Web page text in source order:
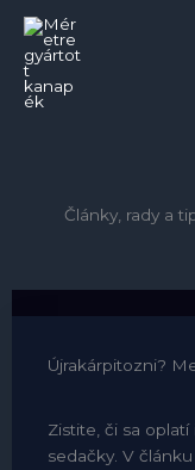
obsah
Články, rady a
Újrakárpitozni?
Zistite, či sa
sedačky. V